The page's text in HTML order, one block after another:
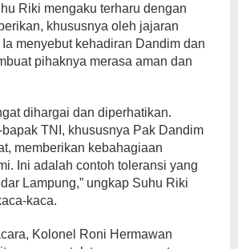
Riki mengaku terharu dengan
khususnya oleh jajaran
menyebut kehadiran Dandim dan
pihaknya merasa aman dan
dihargai dan diperhatikan.
TNI, khususnya Pak Dandim
memberikan kebahagiaan
Ini adalah contoh toleransi yang
Lampung,” ungkap Suhu Riki
kaca.
Kolonel Roni Hermawan